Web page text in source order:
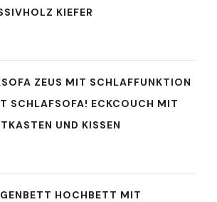
KIEFER
ZEUS MIT SCHLAFFUNKTION
SCHLAFSOFA! ECKCOUCH MIT
UND KISSEN
HOCHBETT MIT